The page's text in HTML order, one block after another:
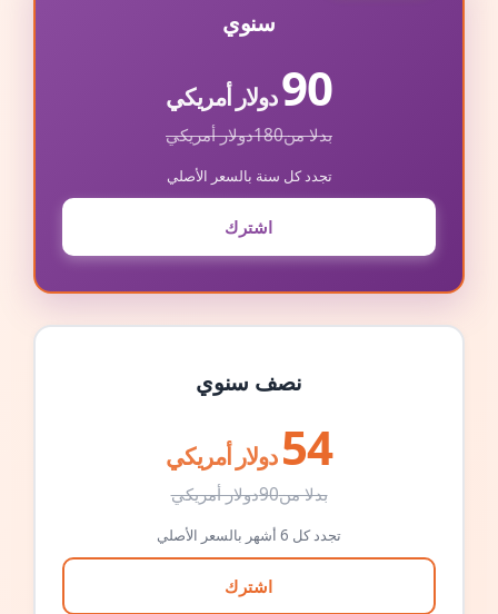
سنوي
90دولار أمريكي
بدلا من180دولار أمريكي
تجدد كل سنة بالسعر الأصلي
اشترك
نصف سنوي
54 دولار أمريكي
بدلا من90دولار أمريكي
تجدد كل 6 أشهر بالسعر الأصلي
اشترك